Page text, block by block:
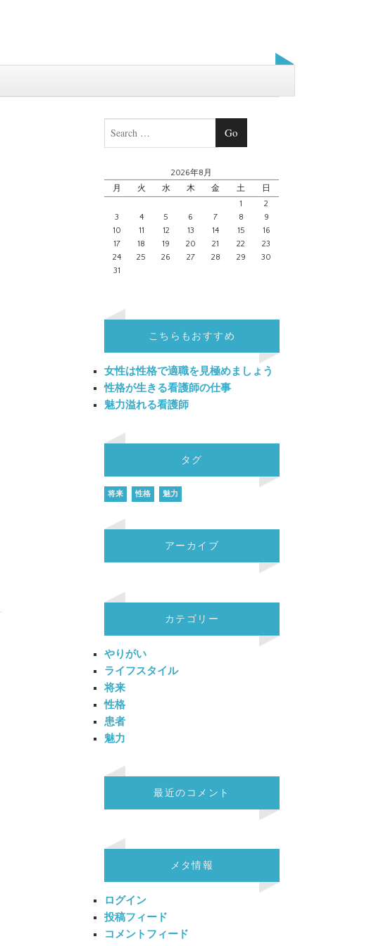
Search
2026年8月
月
火 水 木 金 土
日
1
2
3
4 5 6 7 8
9
10
11 12 13 14 15
16
17
18 19 20 21 22
23
24
25 26 27 28 29
30
31
こちらもおすすめ
女性は性格で適職を見極めましょう
性格が生きる看護師の仕事
魅力溢れる看護師
タグ
将来 性格 魅力
アーカイブ
カテゴリー
やりがい
ライフスタイル
将来
性格
患者
魅力
最近のコメント
メタ情報
ログイン
投稿フィード
コメントフィード